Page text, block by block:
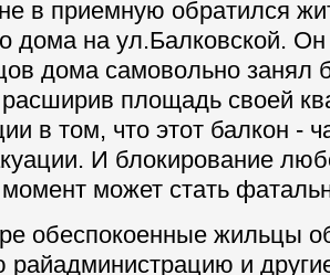
в приемную обратился
дома на ул.Балковской. Он
дома самовольно занял
площадь своей
в том, что этот балкон -
И блокирование
может стать
обеспокоенные жильцы
райадминистрацию и